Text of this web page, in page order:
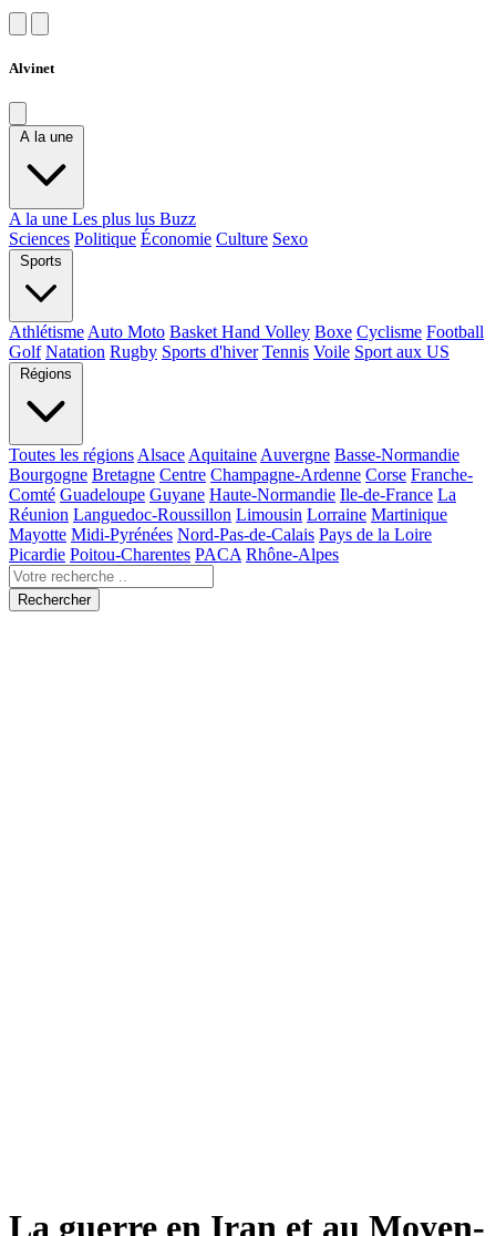
Alvinet
A la une
A la une Les plus lus Buzz
Sciences Politique Économie Culture Sexo
Sports
Athlétisme Auto Moto Basket Hand Volley Boxe Cyclisme Football
Golf Natation Rugby Sports d'hiver Tennis Voile Sport aux US
Régions
Toutes les régions Alsace Aquitaine Auvergne Basse-Normandie
Bourgogne Bretagne Centre Champagne-Ardenne Corse Franche-
Comté Guadeloupe Guyane Haute-Normandie Ile-de-France La
Réunion Languedoc-Roussillon Limousin Lorraine Martinique
Mayotte Midi-Pyrénées Nord-Pas-de-Calais Pays de la Loire
Picardie Poitou-Charentes PACA Rhône-Alpes
Rechercher
La guerre en Iran et au Moyen-